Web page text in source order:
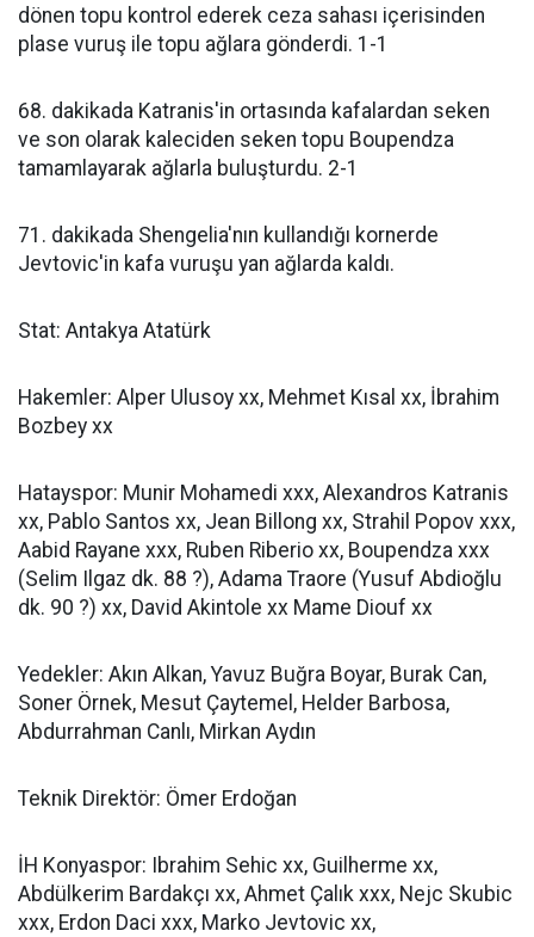
dönen topu kontrol ederek ceza sahası içerisinden
plase vuruş ile topu ağlara gönderdi. 1-1
68. dakikada Katranis'in ortasında kafalardan seken
ve son olarak kaleciden seken topu Boupendza
tamamlayarak ağlarla buluşturdu. 2-1
71. dakikada Shengelia'nın kullandığı kornerde
Jevtovic'in kafa vuruşu yan ağlarda kaldı.
Stat: Antakya Atatürk
Hakemler: Alper Ulusoy xx, Mehmet Kısal xx, İbrahim
Bozbey xx
Hatayspor: Munir Mohamedi xxx, Alexandros Katranis
xx, Pablo Santos xx, Jean Billong xx, Strahil Popov xxx,
Aabid Rayane xxx, Ruben Riberio xx, Boupendza xxx
(Selim Ilgaz dk. 88 ?), Adama Traore (Yusuf Abdioğlu
dk. 90 ?) xx, David Akintole xx Mame Diouf xx
Yedekler: Akın Alkan, Yavuz Buğra Boyar, Burak Can,
Soner Örnek, Mesut Çaytemel, Helder Barbosa,
Abdurrahman Canlı, Mirkan Aydın
Teknik Direktör: Ömer Erdoğan
İH Konyaspor: Ibrahim Sehic xx, Guilherme xx,
Abdülkerim Bardakçı xx, Ahmet Çalık xxx, Nejc Skubic
xxx, Erdon Daci xxx, Marko Jevtovic xx,